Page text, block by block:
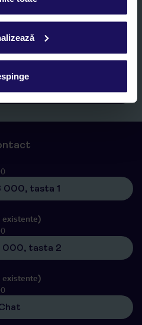
în cadrul și în scopul
de comunicare (e-mail),
sisteme de apelare automată.
vă
000, tasta 1
000, tasta 2